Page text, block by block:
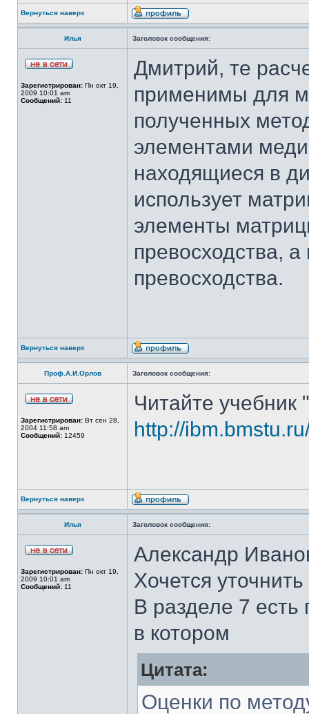
Вернуться наверх
Илья Заголовок сообщения:
Зарегистрирован: Пн окт 19,
2009 10:01 am
Сообщений: 11
Дмитрий, те
применимы для
полученных
элементами
находящиеся в
использует
элементы
превосходства,
превосходства.
Вернуться наверх
Проф.А.И.Орлов Заголовок сообщения:
Зарегистрирован: Вт сен 28,
2004 11:58 am
Сообщений: 12459
Читайте учебник
http://
Вернуться наверх
Илья Заголовок сообщения:
Зарегистрирован: Пн окт 19,
2009 10:01 am
Сообщений: 11
Александр
Хочется
В разделе 7
в котором
Цитата:
Оценки по